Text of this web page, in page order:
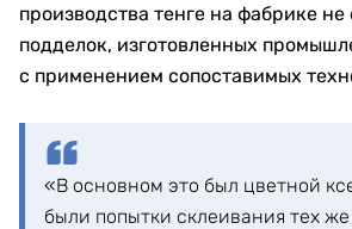
производства тенге на фабрике
подделок, изготовленных
с применением сопоставимых
«В основном это был цветной
были попытки склеивания тех